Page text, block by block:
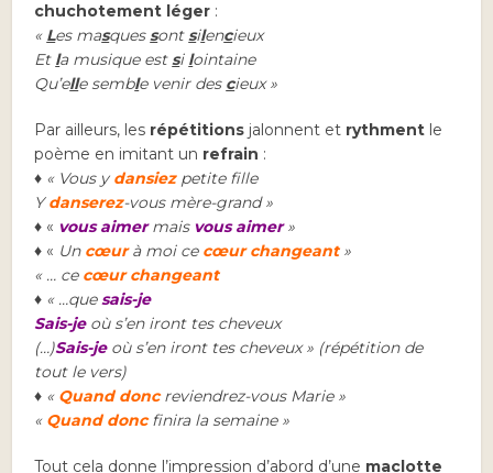
chuchotement léger :
« Les masquessontsilencieux
Et la musique estsi lointaine
Qu’elle semble venir des cieux »
Par ailleurs, les répétitions jalonnent et rythment le
poème en imitant un refrain :
♦ « Vous y dansiezpetite fille
Ydanserez-vous mère-grand »
♦ « vous aimermais vous aimer»
♦ « Un cœurà moi ce cœur changeant»
« … ce cœur changeant
♦ « …quesais-je
Sais-jeoù s’en iront tes cheveux
(…)Sais-jeoù s’en iront tes cheveux » (répétition de
tout le vers)
♦ « Quand doncreviendrez-vous Marie »
« Quand doncfinira la semaine »
Tout cela donne l’impression d’abord d’une maclotte